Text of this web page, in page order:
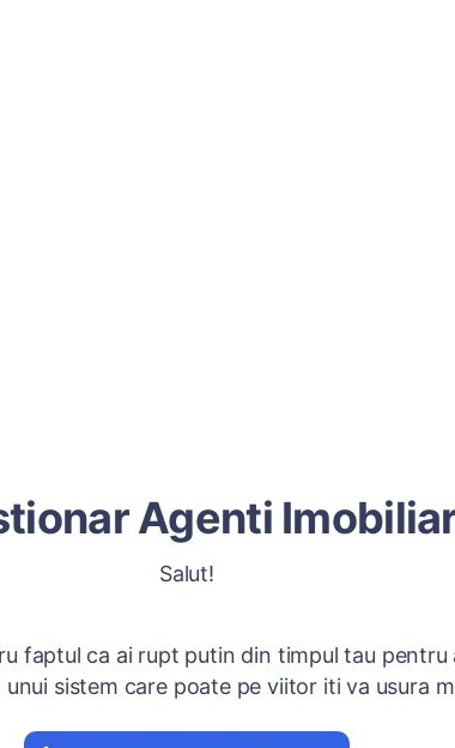
Agenti
Salut!
faptul ca ai rupt putin din timpul tau pentru
sistem care poate pe viitor iti va usura